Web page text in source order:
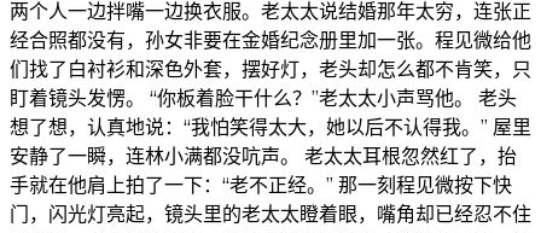
两个人一边拌嘴一边换衣服。老太太说结婚那年太穷，连张正
经合照都没有，孙女非要在金婚纪念册里加一张。程见微给他
们找了白衬衫和深色外套，摆好灯，老头却怎么都不肯笑，只
盯着镜头发愣。 “你板着脸干什么？”老太太小声骂他。 老头
想了想，认真地说：“我怕笑得太大，她以后不认得我。” 屋里
安静了一瞬，连林小满都没吭声。 老太太耳根忽然红了，抬
手就在他肩上拍了一下：“老不正经。” 那一刻程见微按下快
门，闪光灯亮起，镜头里的老太太瞪着眼，嘴角却已经忍不住